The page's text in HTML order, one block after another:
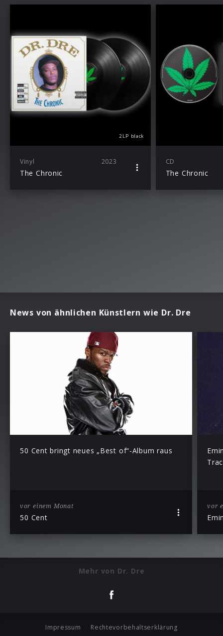
2LP black
Vinyl 2023
The Chronic
CD
The Chronic
News von ähnlichen Künstlern wie Dr. Dre
50 Cent bringt neues „Best of“-Album raus
vor einem Monat
50 Cent
vor
Mehr von Dr. Dre
Impressum Rechtevorbehaltserklärung